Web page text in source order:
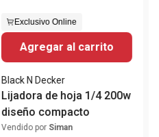
Exclusivo Online
Agregar al carrito
Black N Decker
Lijadora de hoja 1/4 200w
diseño compacto
Vendido por Siman